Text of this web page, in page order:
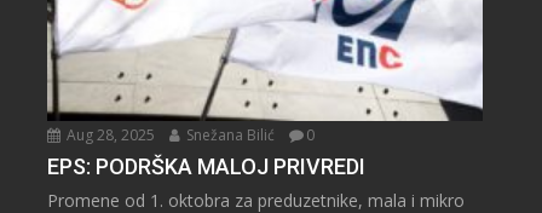
Aug 28, 2025 Snežana Bilić 0
EPS: PODRŠKA MALOJ PRIVREDI
Promene od 1. oktobra za preduzetnike, mala i mikro